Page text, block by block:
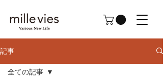
記事
全ての記事